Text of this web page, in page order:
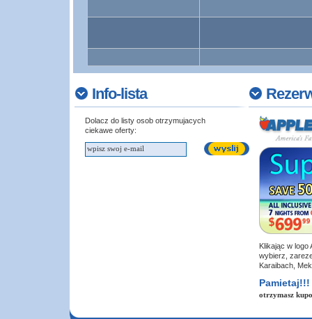
Info-lista
Dolacz do listy osob otrzymujacych
ciekawe oferty:
Klikając w logo
wybierz,
Karaibach,
Pamietaj!!!
otrzymasz